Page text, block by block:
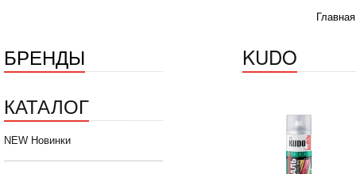
БРЕНДЫ
КАТАЛОГ
NEW Новинки
KUDO